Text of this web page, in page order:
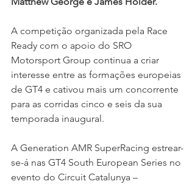
A competição organizada pela Race
Ready com o apoio do SRO
Motorsport Group continua a criar
interesse entre as formações europeias
de GT4 e cativou mais um concorrente
para as corridas cinco e seis da sua
temporada inaugural.
A Generation AMR SuperRacing estrear-
se-á nas GT4 South European Series no
evento do Circuit Catalunya –